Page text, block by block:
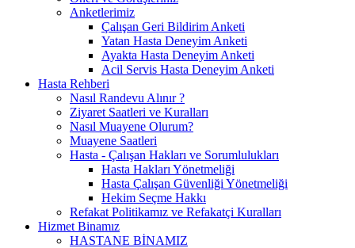
Anketlerimiz
Çalışan Geri Bildirim Anketi
Yatan Hasta Deneyim Anketi
Ayakta Hasta Deneyim Anketi
Acil Servis Hasta Deneyim Anketi
Hasta Rehberi
Nasıl Randevu Alınır ?
Ziyaret Saatleri ve Kuralları
Nasıl Muayene Olurum?
Muayene Saatleri
Hasta - Çalışan Hakları ve Sorumlulukları
Hasta Hakları Yönetmeliği
Hasta Çalışan Güvenliği Yönetmeliği
Hekim Seçme Hakkı
Refakat Politikamız ve Refakatçi Kuralları
Hizmet Binamız
HASTANE BİNAMIZ